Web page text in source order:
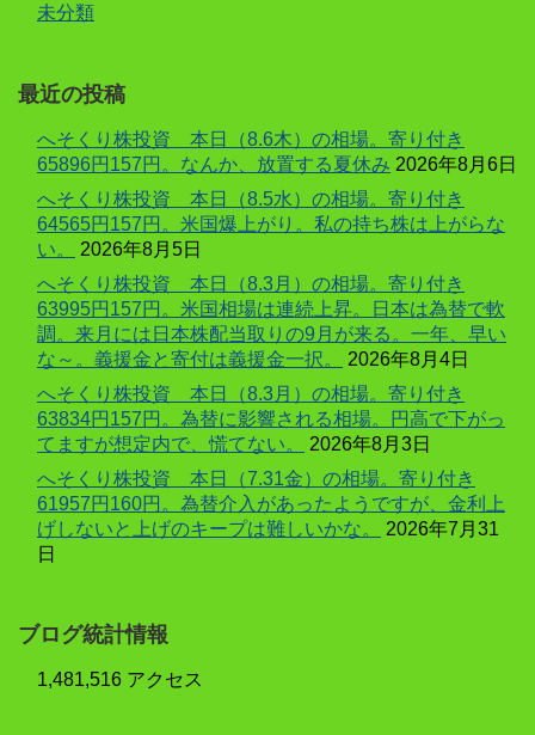
未分類
最近の投稿
へそくり株投資 本日（8.6木）の相場。寄り付き
65896円157円。なんか、放置する夏休み 2026年8月6日
へそくり株投資 本日（8.5水）の相場。寄り付き
64565円157円。米国爆上がり。私の持ち株は上がらな
い。
2026年8月5日
へそくり株投資 本日（8.3月）の相場。寄り付き
63995円157円。米国相場は連続上昇。日本は為替で軟
調。来月には日本株配当取りの9月が来る。一年、早い
な～。義援金と寄付は義援金一択。
2026年8月4日
へそくり株投資 本日（8.3月）の相場。寄り付き
63834円157円。為替に影響される相場。円高で下がっ
てますが想定内で、慌てない。
2026年8月3日
へそくり株投資 本日（7.31金）の相場。寄り付き
61957円160円。為替介入があったようですが、金利上
げしないと上げのキープは難しいかな。
2026年7月31
日
ブログ統計情報
1,481,516 アクセス